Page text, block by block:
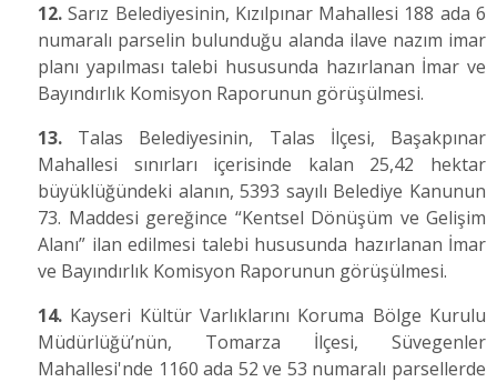
12. Sarız Belediyesinin, Kızılpınar Mahallesi 188 ada 6
numaralı parselin bulunduğu alanda ilave nazım imar
planı yapılması talebi hususunda hazırlanan İmar ve
Bayındırlık Komisyon Raporunun görüşülmesi.
13.
Talas Belediyesinin, Talas İlçesi, Başakpınar
Mahallesi sınırları içerisinde kalan 25,42 hektar
büyüklüğündeki alanın, 5393 sayılı Belediye Kanunun
73. Maddesi gereğince “Kentsel Dönüşüm ve Gelişim
Alanı” ilan edilmesi talebi hususunda hazırlanan İmar
ve Bayındırlık Komisyon Raporunun görüşülmesi.
14. Kayseri Kültür Varlıklarını Koruma Bölge Kurulu
Müdürlüğü’nün, Tomarza İlçesi, Süvegenler
Mahallesi'nde 1160 ada 52 ve 53 numaralı parsellerde